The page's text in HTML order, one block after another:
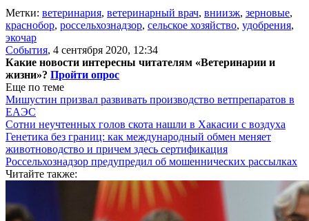
Метки: ветеринария, ветеринарный врач, вниизж, зерновые,
краснобор, россельхознадзор, сельское хозяйство, удобрения,
экочар
События, 4 сентября 2020, 12:34
Какие новости интересны читателям «Ветеринарии и
жизни»? Пройти опрос
Еще по теме
Мишустин призвал развивать производство ветпрепаратов в
ЕАЭС
Сотни неучтенных голов скота нашли в Хакасии с воздуха
Генетика без границ: как международный обмен меняет
животноводство и причем здесь сертификация
Россельхознадзор предупредил об мошеннических рассылках
Читайте также: